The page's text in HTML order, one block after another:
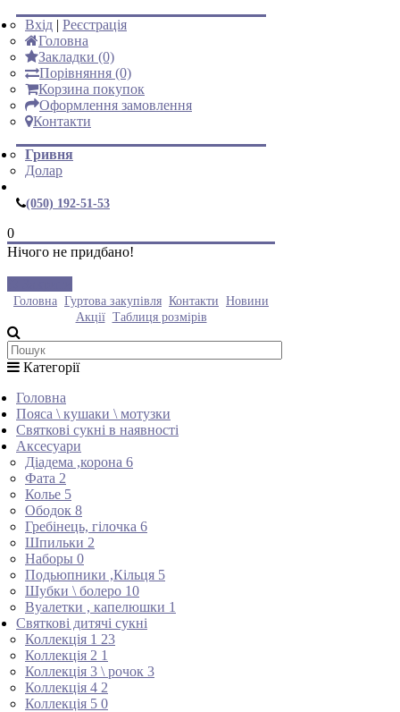
Вхід | Реєстрація
Головна
Закладки (0)
Порівняння (0)
Корзина покупок
Оформлення замовлення
Контакти
Гривня
Долар
(050) 192-51-53
0
Нічого не придбано!
Головна Гуртова закупівля Контакти Новини
Акції Таблиця розмірів
Категорії
Головна
Пояса \ кушаки \ мотузки
Святкові сукні в наявності
Аксесуари
Діадема ,корона 6
Фата 2
Колье 5
Ободок 8
Гребінець, гілочка 6
Шпильки 2
Наборы 0
Подьюпники ,Кільця 5
Шубки \ болеро 10
Вуалетки , капелюшки 1
Святкові дитячі сукні
Коллекція 1 23
Коллекція 2 1
Коллекція 3 \ рочок 3
Коллекція 4 2
Коллекція 5 0